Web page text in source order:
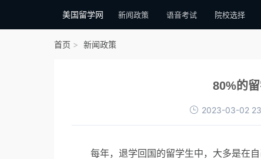
美国留学网 新闻政策 语音考试 院校选择
首页 新闻政策
80%的
2023-03-02
每年，退学回国的留学生中，大多是在自